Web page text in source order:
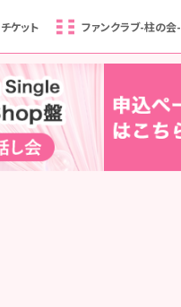
チケット ファンクラブ-柱の会-